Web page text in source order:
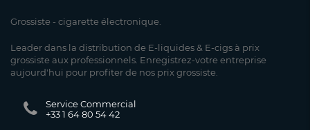
Grossiste - cigarette électronique.
Leader dans la distribution de E-liquides & E-cigs à prix
grossiste aux professionnels. Enregistrez-votre entreprise
aujourd'hui pour profiter de nos prix grossiste.
Service Commercial
+33 1 64 80 54 42